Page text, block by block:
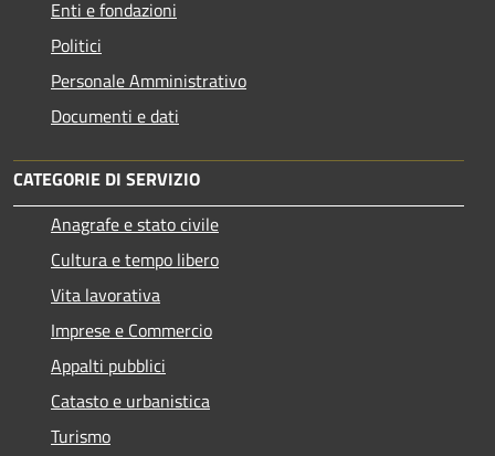
Enti e fondazioni
Politici
Personale Amministrativo
Documenti e dati
CATEGORIE DI SERVIZIO
Anagrafe e stato civile
Cultura e tempo libero
Vita lavorativa
Imprese e Commercio
Appalti pubblici
Catasto e urbanistica
Turismo